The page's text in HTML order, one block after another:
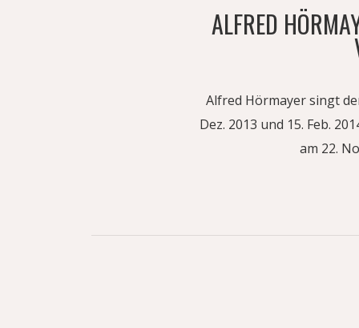
ALFRED
Alfred Hörmayer singt
Dez. 2013 und 15. Feb.
am 22.